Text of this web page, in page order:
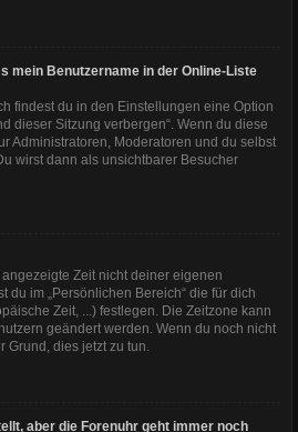
mein Benutzername in der Online-Liste
findest du in den Einstellungen eine Option
dieser Sitzung verbergen“. Wenn du diese
Administratoren, Moderatoren und du selbst
wirst dann als unsichtbarer Besucher
Zeit nicht deiner eigenen
du im „Persönlichen Bereich“ die für dich
Zeit, ...) festlegen. Die Zeitzone kann
geändert werden. Wenn du noch nicht
Grund, dies jetzt zu tun.
aber die Forenuhr geht immer noch